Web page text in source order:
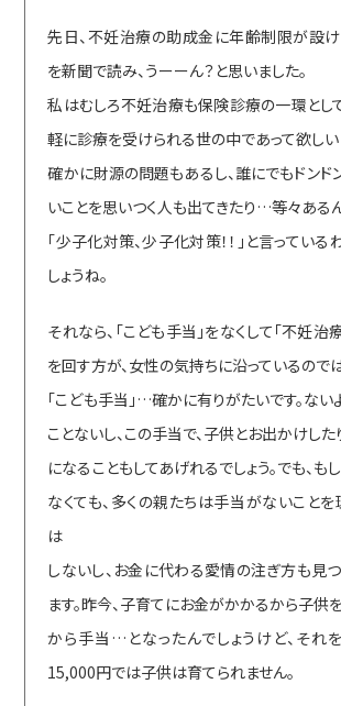
先日、不妊治療の助成金に年齢制限が設
を新聞で読み、うーーん？と思いました。
私はむしろ不妊治療も保険診療の一環として
軽に診療を受けられる世の中であって欲しい
確かに財源の問題もあるし、誰にでもドンド
いことを思いつく人も出てきたり…等々あるん
「少子化対策、少子化対策！！」と言ってい
しょうね。
それなら、「こども手当」をなくして「不妊
を回す方が、女性の気持ちに沿っているので
「こども手当」…確かに有りがたいです。ない
ことないし、この手当で、子供とお出かけした
になることもしてあげれるでしょう。でも、も
なくても、多くの親たちは手当がないこと
は
しないし、お金に代わる愛情の注ぎ方も見
ます。昨今、子育てにお金がかかるから子
から手当…となったんでしょうけど、それ
15,000円では子供は育てられません。